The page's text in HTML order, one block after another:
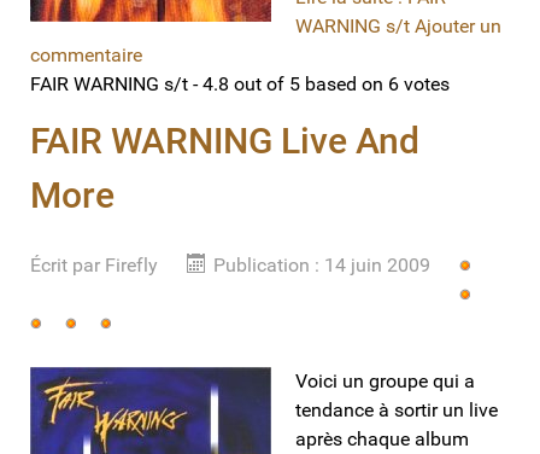
WARNING s/t Ajouter un
commentaire
FAIR WARNING s/t -4.8 out of 5 based on 6 votes
FAIR WARNING Live And
More
Écrit par Firefly Publication : 14 juin 2009
Vote
Voici un groupe qui a
tendance à sortir un live
après chaque album